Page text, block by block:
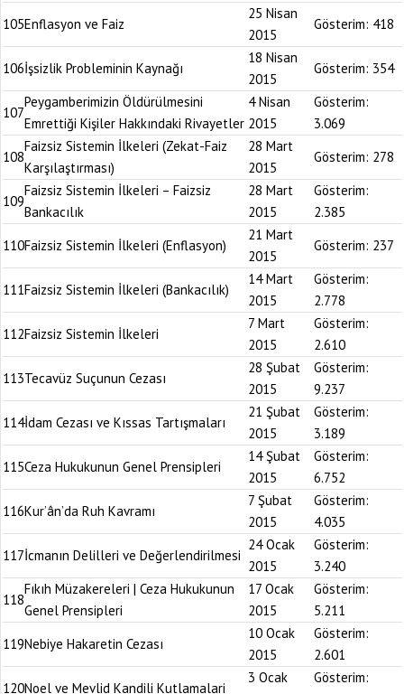
105Enflasyon ve Faiz
25 Nisan
2015
Gösterim: 418
106İşsizlik Probleminin Kaynağı
18 Nisan
2015
Gösterim: 354
107
Peygamberimizin Öldürülmesini
Emrettiği Kişiler Hakkındaki Rivayetler
4 Nisan
2015
Gösterim:
3.069
108
Faizsiz Sistemin İlkeleri (Zekat-Faiz
Karşılaştırması)
28 Mart
2015
Gösterim: 278
109
Faizsiz Sistemin İlkeleri – Faizsiz
Bankacılık
28 Mart
2015
Gösterim:
2.385
110Faizsiz Sistemin İlkeleri (Enflasyon)
21 Mart
2015
Gösterim: 237
111Faizsiz Sistemin İlkeleri (Bankacılık)
14 Mart
2015
Gösterim:
2.778
112Faizsiz Sistemin İlkeleri
7 Mart
2015
Gösterim:
2.610
113Tecavüz Suçunun Cezası
28 Şubat
2015
Gösterim:
9.237
114İdam Cezası ve Kıssas Tartışmaları
21 Şubat
2015
Gösterim:
3.189
115Ceza Hukukunun Genel Prensipleri
14 Şubat
2015
Gösterim:
6.752
116Kur’ân’da Ruh Kavramı
7 Şubat
2015
Gösterim:
4.035
117İcmanın Delilleri ve Değerlendirilmesi
24 Ocak
2015
Gösterim:
3.240
118
Fıkıh Müzakereleri | Ceza Hukukunun
Genel Prensipleri
17 Ocak
2015
Gösterim:
5.211
119Nebiye Hakaretin Cezası
10 Ocak
2015
Gösterim:
2.601
120Noel ve Mevlid Kandili Kutlamalari
3 Ocak
Gösterim: